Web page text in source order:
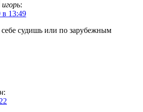
игорь:
в 13:49
судишь или по зарубежным
: